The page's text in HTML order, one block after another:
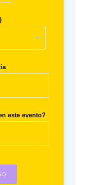
este evento?